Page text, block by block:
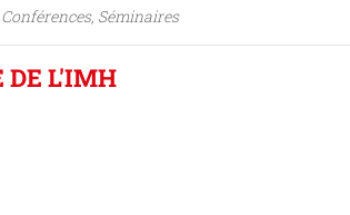
Séminaires
DE L'IMH